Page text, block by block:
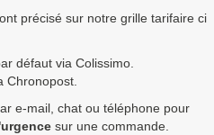
5,76 €
5,52 € 5 564,16 €
précisé sur notre grille tarifaire ci
défaut via Colissimo.
Chronopost.
e-mail, chat ou téléphone pour
sur une commande.